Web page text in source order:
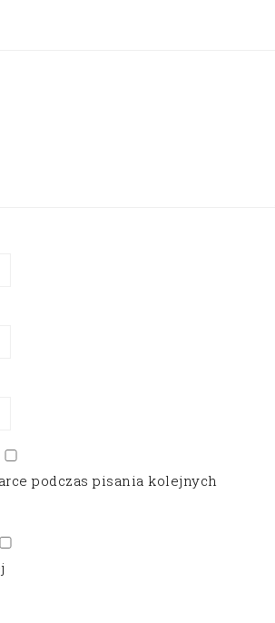
podczas pisania kolejnych